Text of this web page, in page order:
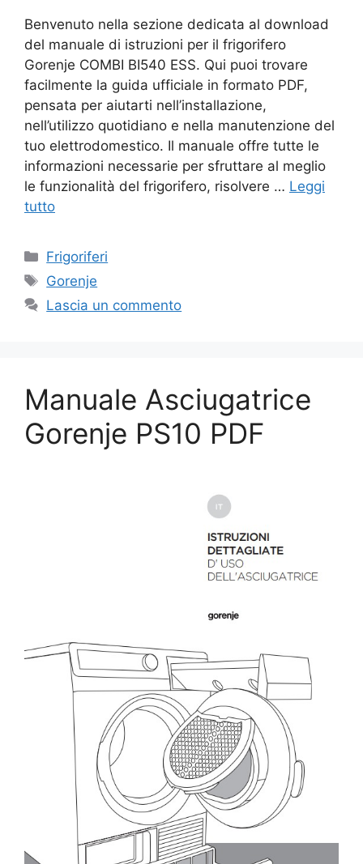
Benvenuto nella sezione dedicata al download
del manuale di istruzioni per il frigorifero
Gorenje COMBI BI540 ESS. Qui puoi trovare
facilmente la guida ufficiale in formato PDF,
pensata per aiutarti nell’installazione,
nell’utilizzo quotidiano e nella manutenzione del
tuo elettrodomestico. Il manuale offre tutte le
informazioni necessarie per sfruttare al meglio
le funzionalità del frigorifero, risolvere … Leggi
tutto
Categorie
Frigoriferi
Tag
Gorenje
Lascia un commento
Manuale Asciugatrice
Gorenje PS10 PDF